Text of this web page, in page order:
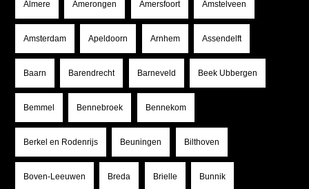
Almere Amerongen Amersfoort Amstelveen
Amsterdam Apeldoorn Arnhem Assendelft
Baarn Barendrecht Barneveld Beek Ubbergen
Bemmel Bennebroek Bennekom
Berkel en Rodenrijs Beuningen Bilthoven
Boven-Leeuwen Breda Brielle Bunnik